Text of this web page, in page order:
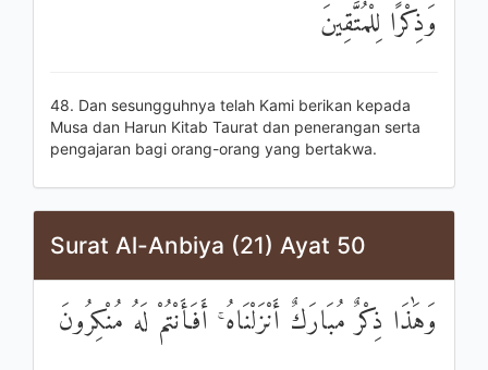
وَذِكْرًا لِلْمُتَّقِينَ
48. Dan sesungguhnya telah Kami berikan kepada
Musa dan Harun Kitab Taurat dan penerangan serta
pengajaran bagi orang-orang yang bertakwa.
Surat Al-Anbiya (21) Ayat 50
وَهَٰذَا ذِكْرٌ مُبَارَكٌ أَنْزَلْنَاهُ ۚ أَفَأَنْتُمْ لَهُ مُنْكِرُونَ